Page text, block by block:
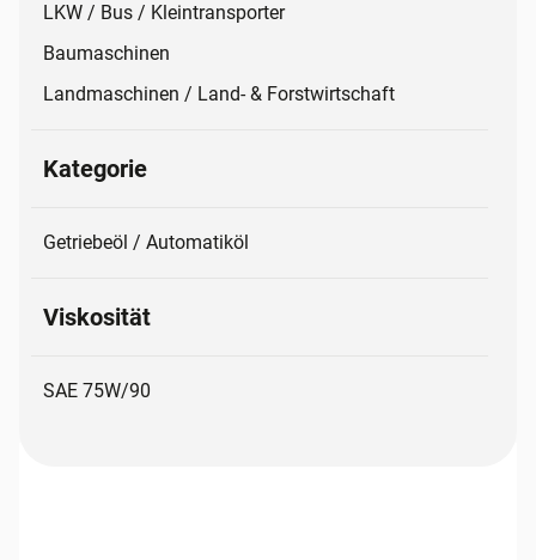
LKW / Bus / Kleintransporter
Baumaschinen
Landmaschinen / Land- & Forstwirtschaft
Kategorie
Getriebeöl / Automatiköl
Viskosität
SAE 75W/90